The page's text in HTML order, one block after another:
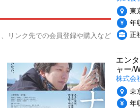
リンク先での会員登録や購入など
東
年
正
エン
ャー/
株式会
東
年